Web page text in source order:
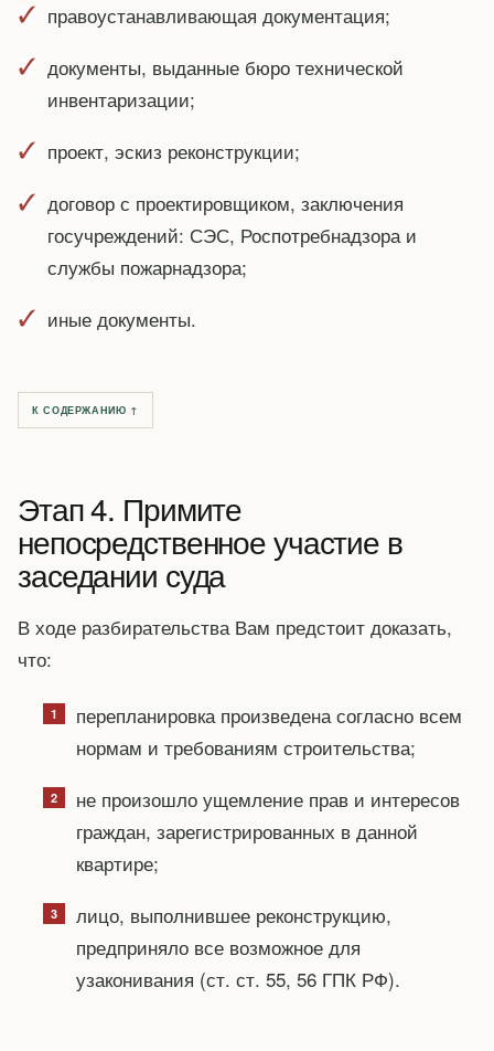
правоустанавливающая документация;
документы, выданные бюро технической
инвентаризации;
проект, эскиз реконструкции;
договор с проектировщиком, заключения
госучреждений: СЭС, Роспотребнадзора и
службы пожарнадзора;
иные документы.
К СОДЕРЖАНИЮ ↑
Этап 4. Примите
непосредственное участие в
заседании суда
В ходе разбирательства Вам предстоит доказать,
что:
перепланировка произведена согласно всем
нормам и требованиям строительства;
не произошло ущемление прав и интересов
граждан, зарегистрированных в данной
квартире;
лицо, выполнившее реконструкцию,
предприняло все возможное для
узаконивания (ст. ст. 55, 56 ГПК РФ).